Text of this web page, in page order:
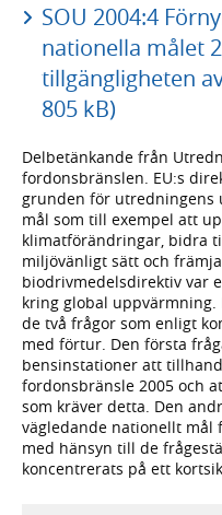
SOU 2004:4
nationella målet
tillgängligheten
805 kB)
Delbetänkande från
fordonsbränslen. EU:s
grunden för
mål som till exempel att
klimatförändringar, bidra
miljövänligt sätt och
biodrivmedelsdirektiv var
kring global
de två frågor som enligt
med förtur. Den första
bensinstationer att
fordonsbränsle 2005 och
som kräver detta. Den
vägledande nationellt mål
med hänsyn till de
koncentrerats på ett